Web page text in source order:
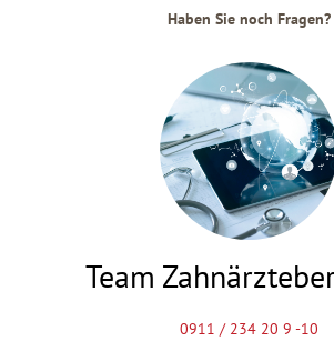
Haben Sie noch Fragen?
Team
0911 / 234 20 9 -10